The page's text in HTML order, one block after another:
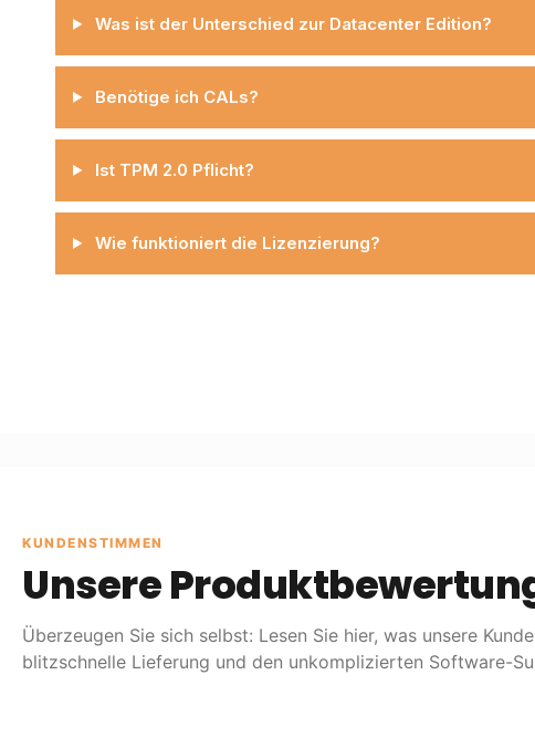
Was ist der Unterschied zur Datacenter Edition?
Benötige ich CALs?
Ist TPM 2.0 Pflicht?
Wie funktioniert die Lizenzierung?
KUNDENSTIMMEN
Unsere
Überzeugen Sie sich selbst: Lesen Sie hier, was unsere
blitzschnelle Lieferung und den unkomplizierten Software-